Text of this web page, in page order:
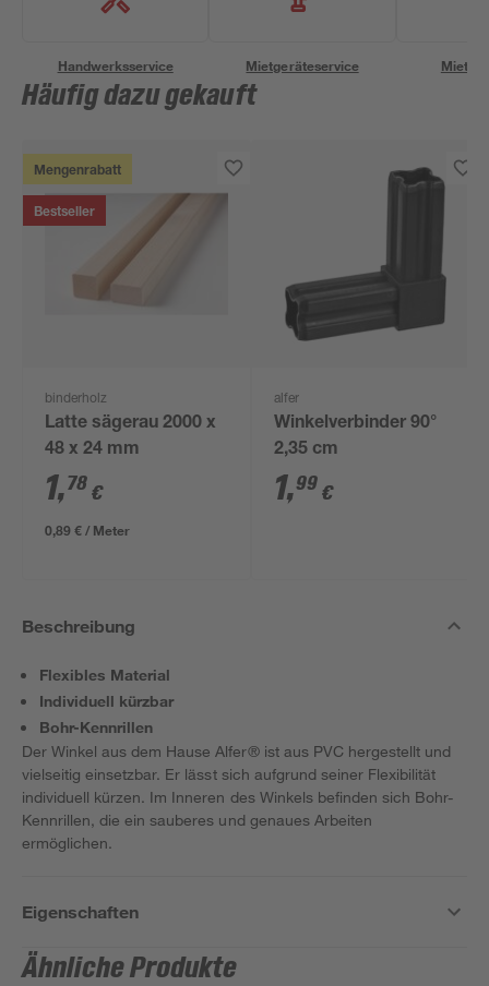
Handwerksservice Mietgeräteservice
Häufig dazu gekauft
Mengenrabatt
Bestseller
binderholz
Latte sägerau 2000 x
48 x 24 mm
1,78 €
0,89 € / Meter
alfer
Winkelverbinder 90°
2,35 cm
1,99 €
Beschreibung
Flexibles Material
Individuell kürzbar
Bohr-Kennrillen
Der Winkel aus dem Hause Alfer® ist aus PVC hergestellt und
vielseitig einsetzbar. Er lässt sich aufgrund seiner Flexibilität
individuell kürzen. Im Inneren des Winkels befinden sich Bohr-
Kennrillen, die ein sauberes und genaues Arbeiten
ermöglichen.
Eigenschaften
Ähnliche Produkte